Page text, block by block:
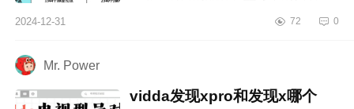
创维A6E和海信E7N哪个更好？创维
2024-12-31 72 0
Mr. Power
vidda发现xpro和发现x哪个